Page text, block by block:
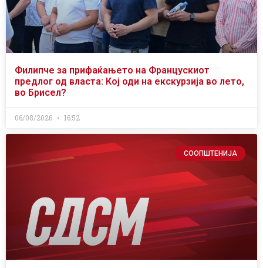
Филипче за прифаќањето на Францускиот
предлог од власта: Кој оди на екскурзија во лето,
во Брисел?
06/08/2026 16:52
СООПШТЕНИЈА